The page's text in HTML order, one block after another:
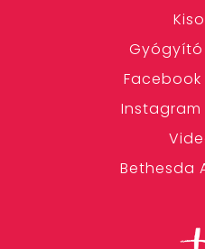
Bethesda